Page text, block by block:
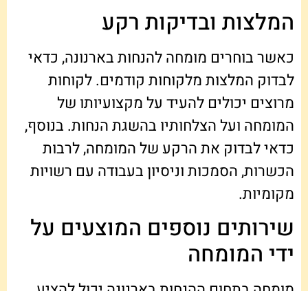
המלצות ובדיקות רקע
כאשר בוחרים מומחה להנחות בארנונה, כדאי
לבדוק המלצות מלקוחות קודמים. לקוחות
מרוצים יכולים להעיד על מקצועיותו של
המומחה ועל הצלחותיו בהשגת הנחות. בנוסף,
כדאי לבדוק את הרקע של המומחה, לרבות
הכשרות, הסמכות וניסיון בעבודה עם רשויות
מקומיות.
שירותים נוספים המוצעים על
ידי המומחה